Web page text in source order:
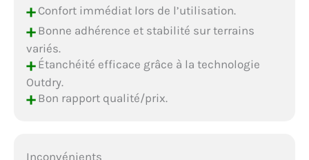
+Confort immédiat lors de l’utilisation.
+Bonne adhérence et stabilité sur terrains
variés.
+Étanchéité efficace grâce à la technologie
Outdry.
+Bon rapport qualité/prix.
Inconvénients